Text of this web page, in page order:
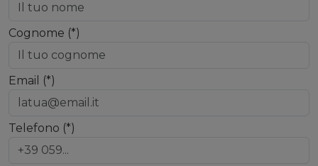
Cognome (*)
Email (*)
Telefono (*)